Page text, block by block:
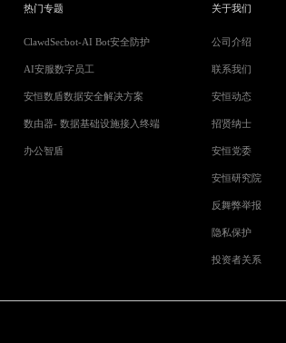
热门专题
ClawdSecbot-AI Bot安全防护
AI安服数字员工
安恒数盾数据安全解决方案
数由器- 数据基础设施接入终端
办公智盾
关于我们
公司介绍
联系我们
安恒动态
招贤纳士
安恒党委
安恒研究院
反舞弊举报
隐私保护
投资者关系